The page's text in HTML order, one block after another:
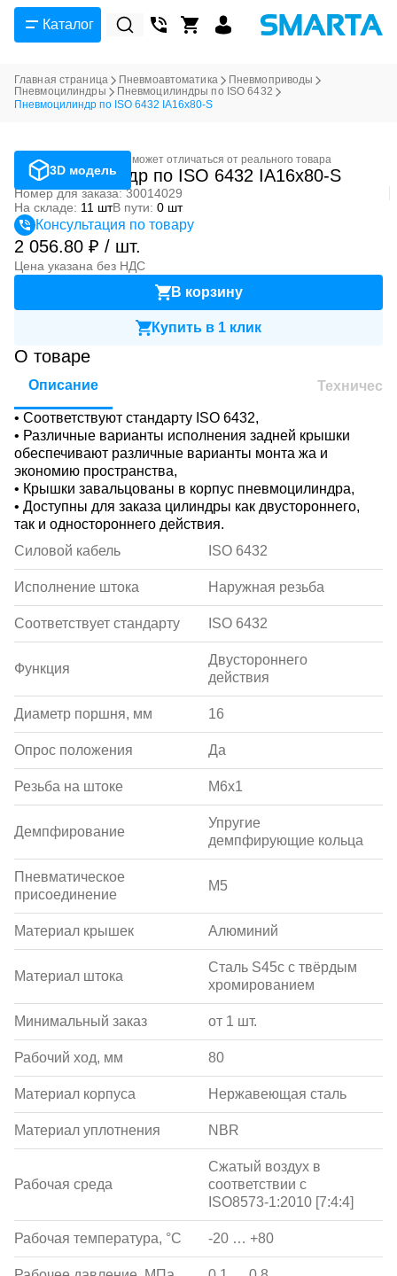
Каталог
Главная страница Пневмоавтоматика
Пневмоприводы
Пневмоцилиндры
Пневмоцилиндры по ISO 6432
Пневмоцилиндр по ISO 6432 IA16x80-S
3D модель
Фотография может отличаться от реального товара
Пневмоцилиндр по ISO 6432 IA16x80-S
Номер для заказа: 30014029
На складе: 11 штВ пути: 0 шт
Консультация по товару
2 056.80 ₽ / шт.
Цена указана без НДС
В корзину
Купить в 1 клик
О товаре
Описание
• Соответствуют стандарту ISO 6432,
• Различные варианты исполнения задней крышки
обеспечивают различные варианты монта жа и
экономию пространства,
• Крышки завальцованы в корпус пневмоцилиндра,
• Доступны для заказа цилиндры как двустороннего,
так и одностороннего действия.
Силовой кабель
ISO 6432
Исполнение штока Наружная резьба
Соответствует стандарту ISO 6432
Функция
Двустороннего
действия
Диаметр поршня, мм 16
Опрос положения Да
Резьба на штоке M6x1
Демпфирование
Упругие
демпфирующие кольца
Пневматическое
присоединение
M5
Материал крышек Алюминий
Материал штока
Сталь S45c с твёрдым
хромированием
Минимальный заказ от 1 шт.
Рабочий ход, мм 80
Материал корпуса Нержавеющая сталь
Материал уплотнения NBR
Рабочая среда
Сжатый воздух в
соответствии с
ISO8573-1:2010 [7:4:4]
Рабочая температура, °С -20 … +80